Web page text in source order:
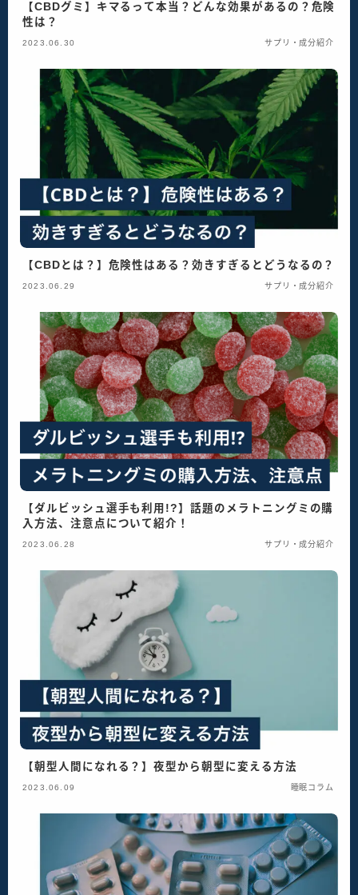
【CBDグミ】キマるって本当？どんな効果があるの？危険
性は？
2023.06.30 サプリ・成分紹介
【CBDとは？】危険性はある？効きすぎるとどうなるの？
2023.06.29 サプリ・成分紹介
【ダルビッシュ選手も利用!?】話題のメラトニングミの購
入方法、注意点について紹介！
2023.06.28 サプリ・成分紹介
【朝型人間になれる？】夜型から朝型に変える方法
2023.06.09 睡眠コラム